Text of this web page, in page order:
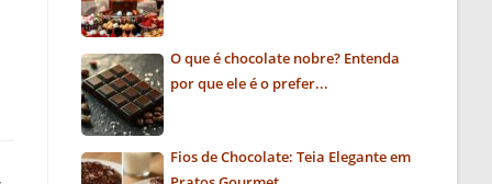
O que é chocolate nobre? Entenda
por que ele é o prefer...
Fios de Chocolate: Teia Elegante em